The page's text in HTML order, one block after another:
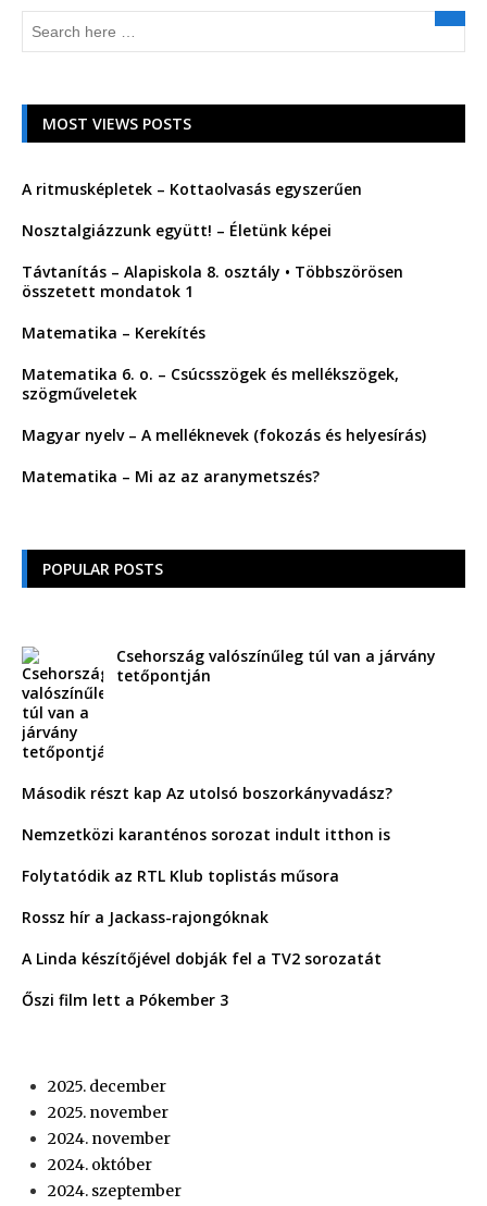
MOST VIEWS POSTS
A ritmusképletek – Kottaolvasás egyszerűen
Nosztalgiázzunk együtt! – Életünk képei
Távtanítás – Alapiskola 8. osztály • Többszörösen
összetett mondatok 1
Matematika – Kerekítés
Matematika 6. o. – Csúcsszögek és mellékszögek,
szögműveletek
Magyar nyelv – A melléknevek (fokozás és helyesírás)
Matematika – Mi az az aranymetszés?
POPULAR POSTS
Csehország valószínűleg túl van a járvány
tetőpontján
Második részt kap Az utolsó boszorkányvadász?
Nemzetközi karanténos sorozat indult itthon is
Folytatódik az RTL Klub toplistás műsora
Rossz hír a Jackass-rajongóknak
A Linda készítőjével dobják fel a TV2 sorozatát
Őszi film lett a Pókember 3
2025. december
2025. november
2024. november
2024. október
2024. szeptember